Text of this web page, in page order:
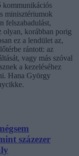
kommunikációs
minisztériumok
felszabadulást,
olyan, korábban porig
ez a lendület az,
rántott: az
vagy más szóval
a kezeléséhez
Hana György
százezer